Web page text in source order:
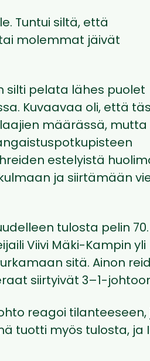
Tuntui siltä, että
molemmat jäivät
silti pelata lähes puolet
Kuvaavaa oli, että
määrässä, mutta
estelyistä
ja siirtämään
tulosta pelin 70.
Viivi Mäki-Kampin yli
sitä. Ainon
siirtyivät 3–1-
reagoi tilanteeseen,
tuotti myös tulosta, ja